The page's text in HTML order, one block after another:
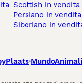
Scottish in vendita
Persiano in vendita
Siberiano in